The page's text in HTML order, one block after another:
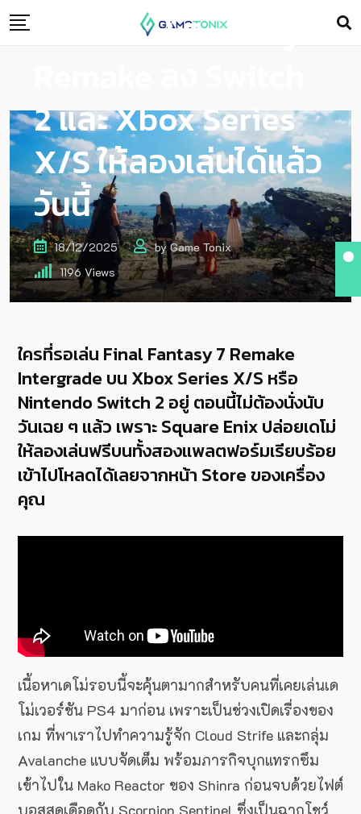
เดโม่ Final Fantasy 7
2 และ Xbox Series
X/S ให้ลองเล่นได้แล้ว
วันนี้
18/12/2025 by Game Tonix
1196 Views
ใครที่รอเล่น Final Fantasy 7 Remake
Intergrade บน Xbox Series X/S หรือ
Nintendo Switch 2 อยู่ ตอนนี้ไม่ต้องนั่งนับ
วันเฉย ๆ แล้ว เพราะ Square Enix ปล่อยเดโม่
ให้ลองเล่นฟรีบนทั้งสองแพลตฟอร์มเรียบร้อย
เข้าไปโหลดได้เลยจากหน้า Store ของเครื่อง
คุณ
เนื้อหาเดโม่รอบนี้จะคุ้นตามากสำหรับคนที่เคยเล่นเด
โม่เวอร์ชัน PS4 มาก่อน เพราะเป็นช่วงเปิดเรื่องของ
เกม ที่พาเราไปทำความรู้จัก Cloud Strife และกลุ่ม
Avalanche แบบจัดเต็ม พร้อมภารกิจบุกแทรกซึม
เข้าไปใน Mako Reactor ของ Shinra ก่อนจบด้วยไฟต์